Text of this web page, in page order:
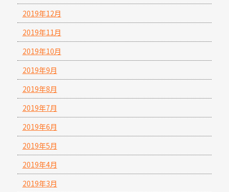
2019年12月
2019年11月
2019年10月
2019年9月
2019年8月
2019年7月
2019年6月
2019年5月
2019年4月
2019年3月